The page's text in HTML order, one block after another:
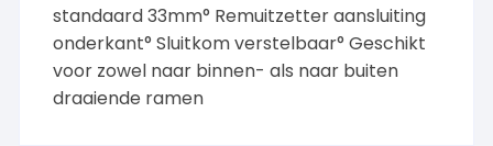
standaard 33mm° Remuitzetter aansluiting
onderkant° Sluitkom verstelbaar° Geschikt
voor zowel naar binnen- als naar buiten
draaiende ramen